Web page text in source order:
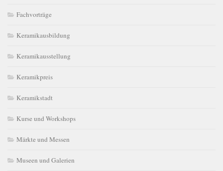
Fachvorträge
Keramikausbildung
Keramikausstellung
Keramikpreis
Keramikstadt
Kurse und Workshops
Märkte und Messen
Museen und Galerien